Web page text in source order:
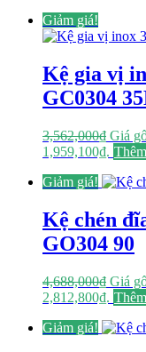
Giảm giá!
Kệ gia vị
GC0304
3,562,000₫ Giá
1,959,100₫.
Giảm giá!
Kệ chén
GO304 90
4,688,000₫ Giá
2,812,800₫.
Giảm giá!